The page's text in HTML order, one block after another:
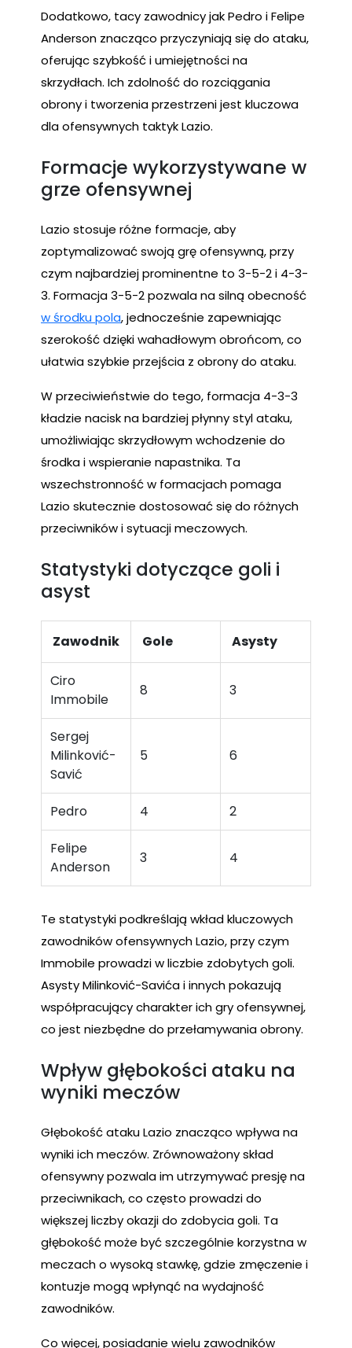
Dodatkowo, tacy zawodnicy jak Pedro i Felipe
Anderson znacząco przyczyniają się do ataku,
oferując szybkość i umiejętności na
skrzydłach. Ich zdolność do rozciągania
obrony i tworzenia przestrzeni jest kluczowa
dla ofensywnych taktyk Lazio.
Formacje wykorzystywane w
grze ofensywnej
Lazio stosuje różne formacje, aby
zoptymalizować swoją grę ofensywną, przy
czym najbardziej prominentne to 3-5-2 i 4-3-
3. Formacja 3-5-2 pozwala na silną obecność
w środku pola, jednocześnie zapewniając
szerokość dzięki wahadłowym obrońcom, co
ułatwia szybkie przejścia z obrony do ataku.
W przeciwieństwie do tego, formacja 4-3-3
kładzie nacisk na bardziej płynny styl ataku,
umożliwiając skrzydłowym wchodzenie do
środka i wspieranie napastnika. Ta
wszechstronność w formacjach pomaga
Lazio skutecznie dostosować się do różnych
przeciwników i sytuacji meczowych.
Statystyki dotyczące goli i
asyst
Zawodnik Gole Asysty
Ciro
Immobile
8 3
Sergej
Milinković-
Savić
5 6
Pedro 4 2
Felipe
Anderson
3 4
Te statystyki podkreślają wkład kluczowych
zawodników ofensywnych Lazio, przy czym
Immobile prowadzi w liczbie zdobytych goli.
Asysty Milinković-Savića i innych pokazują
współpracujący charakter ich gry ofensywnej,
co jest niezbędne do przełamywania obrony.
Wpływ głębokości ataku na
wyniki meczów
Głębokość ataku Lazio znacząco wpływa na
wyniki ich meczów. Zrównoważony skład
ofensywny pozwala im utrzymywać presję na
przeciwnikach, co często prowadzi do
większej liczby okazji do zdobycia goli. Ta
głębokość może być szczególnie korzystna w
meczach o wysoką stawkę, gdzie zmęczenie i
kontuzje mogą wpłynąć na wydajność
zawodników.
Co więcej, posiadanie wielu zawodników